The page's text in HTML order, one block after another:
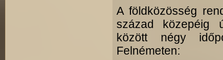
A földközösség
század közepéig
között négy
Felnémeten: